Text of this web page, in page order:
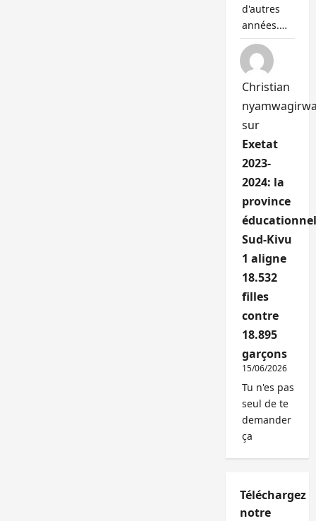
d'autres
années.…
Christian
sur
Exetat
2023-
2024: la
province
Sud-Kivu
1 aligne
18.532
filles
contre
18.895
garçons
15/06/2026
Tu n'es pas
seul de te
demander
ça
Téléchargez
notre